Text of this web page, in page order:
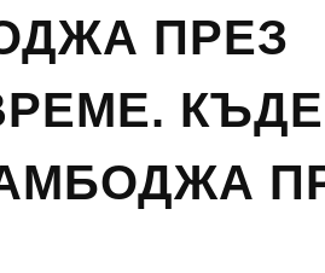
ЗА БАРСЕЛОНА
ЗА СЕВИЛЯ
ЗА ВАЛЕНСИЯ
ПРЕЗ
КЪДЕ